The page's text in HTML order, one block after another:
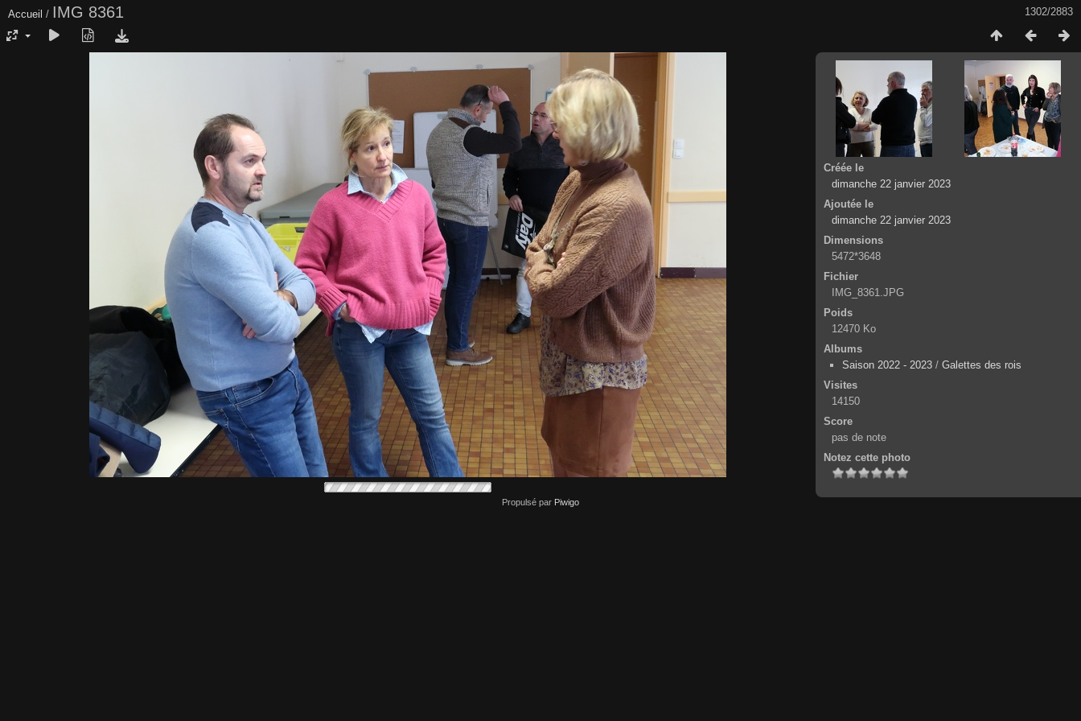
1302/2883
Accueil / IMG 8361
Créée le
dimanche 22 janvier 2023
Ajoutée le
dimanche 22 janvier 2023
Dimensions
5472*3648
Fichier
IMG_8361.JPG
Poids
12470 Ko
Albums
Saison 2022 - 2023 / Galettes des rois
Visites
14150
Score
pas de note
Notez cette photo
Propulsé par Piwigo